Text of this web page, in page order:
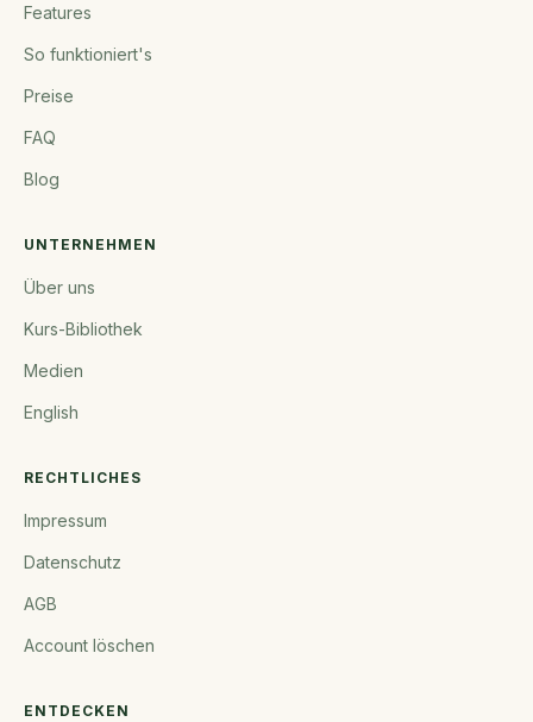
Features
So funktioniert's
Preise
FAQ
Blog
UNTERNEHMEN
Über uns
Kurs-Bibliothek
Medien
English
RECHTLICHES
Impressum
Datenschutz
AGB
Account löschen
ENTDECKEN